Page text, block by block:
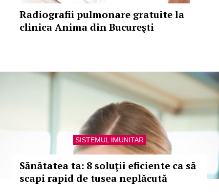
Radiografii pulmonare gratuite la
clinica Anima din Bucureşti
SISTEMUL IMUNITAR
Sănătatea ta: 8 soluţii eficiente ca să
scapi rapid de tusea neplăcută